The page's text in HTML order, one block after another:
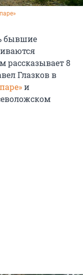
бывшие
рассказывает 8
Глазков в
и